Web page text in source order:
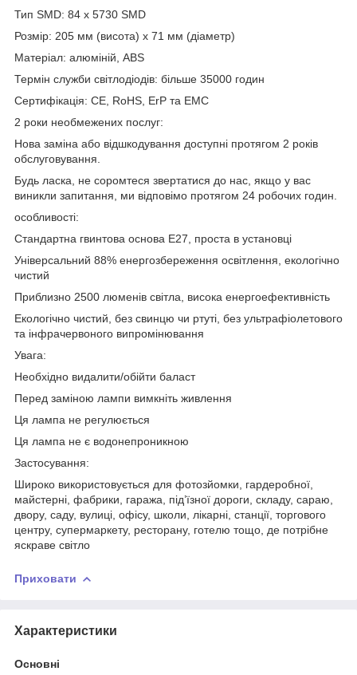
Тип SMD: 84 x 5730 SMD
Розмір: 205 мм (висота) x 71 мм (діаметр)
Матеріал: алюміній, ABS
Термін служби світлодіодів: більше 35000 годин
Сертифікація: CE, RoHS, ErP та EMC
2 роки необмежених послуг:
Нова заміна або відшкодування доступні протягом 2 років
обслуговування.
Будь ласка, не соромтеся звертатися до нас, якщо у вас
виникли запитання, ми відповімо протягом 24 робочих годин.
особливості:
Стандартна гвинтова основа E27, проста в установці
Універсальний 88% енергозбереження освітлення, екологічно
чистий
Приблизно 2500 люменів світла, висока енергоефективність
Екологічно чистий, без свинцю чи ртуті, без ультрафіолетового
та інфрачервоного випромінювання
Увага:
Необхідно видалити/обійти баласт
Перед заміною лампи вимкніть живлення
Ця лампа не регулюється
Ця лампа не є водонепроникною
Застосування:
Широко використовується для фотозйомки, гардеробної,
майстерні, фабрики, гаража, під’їзної дороги, складу, сараю,
двору, саду, вулиці, офісу, школи, лікарні, станції, торгового
центру, супермаркету, ресторану, готелю тощо, де потрібне
яскраве світло
Приховати
Характеристики
Основні